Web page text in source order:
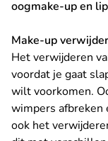
oogmake-up en
Make-up
Het verwijderen
voordat je gaat
wilt voorkomen.
wimpers afbreken
ook het